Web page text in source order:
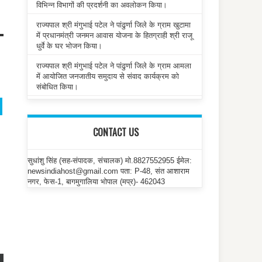
विभिन्न विभागों की प्रदर्शनी का अवलोकन किया।
राज्यपाल श्री मंगुभाई पटेल ने पांढुर्णा जिले के ग्राम खुटामा
में प्रधानमंत्री जनमन आवास योजना के हितग्राही श्री राजू
धुर्वे के घर भोजन किया।
राज्यपाल श्री मंगुभाई पटेल ने पांढुर्णा जिले के ग्राम आमला
में आयोजित जनजातीय समुदाय से संवाद कार्यक्रम को
संबोधित किया।
CONTACT US
सुधांशु सिंह (सह-संपादक, संचालक) मो.8827552955 ईमेल:
newsindiahost@gmail.com पता: P-48, संत आशाराम
नगर, फेस-1, बागमुगालिया भोपाल (मप्र)- 462043